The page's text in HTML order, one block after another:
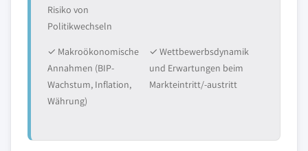
Risiko von
Politikwechseln
✓ Makroökonomische
Annahmen (BIP-
Wachstum, Inflation,
Währung)
✓ Wettbewerbsdynamik
und Erwartungen beim
Markteintritt/-austritt